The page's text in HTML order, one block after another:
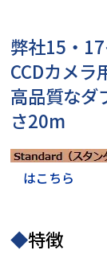
弊社15・
CCDカメラ
高品質なダ
さ20m
はこちら
◆特徴